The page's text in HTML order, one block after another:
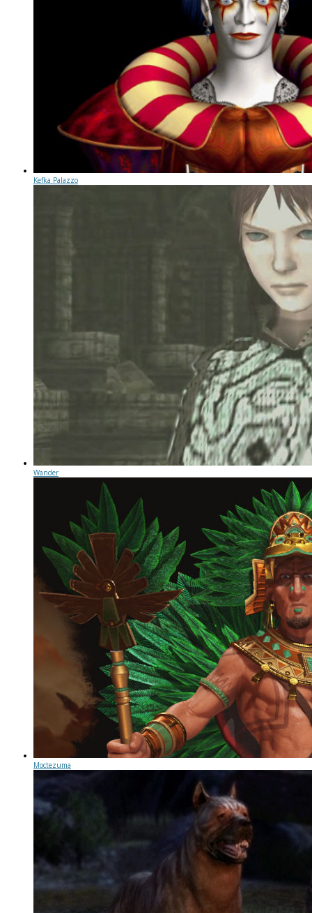
Kefka Palazzo
Wander
Moctezuma